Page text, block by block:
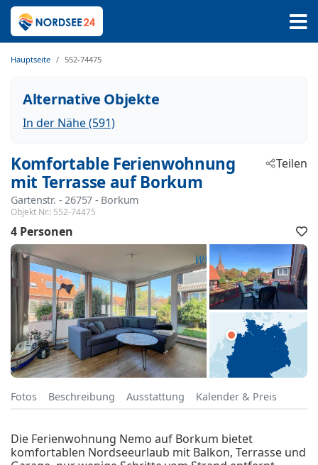
Hauptseite 552-74475
Alternative Objekte
In der Nähe (591)
Komfortable Ferienwohnung
mit Terrasse auf Borkum
Gartenstr. - 26757 - Borkum
Objekt Nr.: 552-74475
Teilen
4 Personen
Fotos Beschreibung Ausstattung Kalender & Preis
Die Ferienwohnung Nemo auf Borkum bietet
komfortablen Nordseeurlaub mit Balkon, Terrasse und